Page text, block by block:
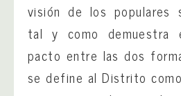
visión de los populares
tal y como
pacto entre las dos
se define al Distrito